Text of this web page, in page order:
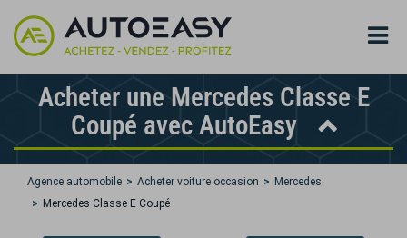
Acheter une Mercedes Classe E
Coupé avec AutoEasy
Agence automobile Acheter voiture occasion
Mercedes
Mercedes Classe E Coupé